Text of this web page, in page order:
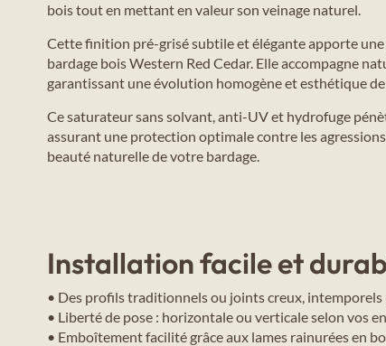
bois tout en mettant en valeur son veinage naturel.
Cette finition pré-grisé subtile et élégante apporte
bardage bois Western Red Cedar. Elle accompagne
garantissant une évolution homogène et esthétique
Ce saturateur sans solvant, anti-UV et hydrofuge
assurant une protection optimale contre les
beauté naturelle de votre bardage.
Installation facile et
• Des profils traditionnels ou joints creux, intemporels
• Liberté de pose : horizontale ou verticale selon vos
• Emboîtement facilité grâce aux lames rainurées en